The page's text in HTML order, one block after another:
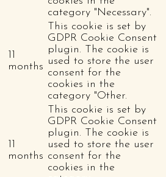
category "Necessary".
11
months
This cookie is set by
GDPR Cookie Consent
plugin. The cookie is
used to store the user
consent for the
cookies in the
category "Other.
11
months
This cookie is set by
GDPR Cookie Consent
plugin. The cookie is
used to store the user
consent for the
cookies in the